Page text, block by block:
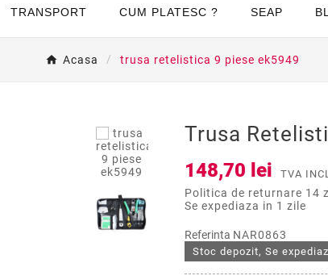
TRANSPORT CUM PLATESC ? SEAP
Acasa trusa retelistica 9 piese ek5949
Trusa
148,70 lei TVA
Politica de returnare 14
Se expediaza in 1 zile
Referinta NAR0863
Stoc depozit, Se